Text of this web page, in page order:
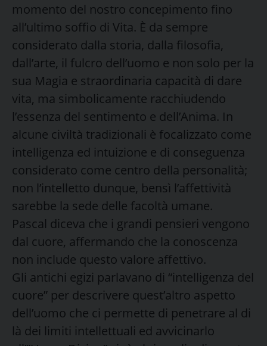
momento del nostro concepimento fino
all’ultimo soffio di Vita. È da sempre
considerato dalla storia, dalla filosofia,
dall’arte, il fulcro dell’uomo e non solo per la
sua Magia e straordinaria capacità di dare
vita, ma simbolicamente racchiudendo
l’essenza del sentimento e dell’Anima. In
alcune civiltà tradizionali è focalizzato come
intelligenza ed intuizione e di conseguenza
considerato come centro della personalità;
non l’intelletto dunque, bensì l’affettività
sarebbe la sede delle facoltà umane.
Pascal diceva che i grandi pensieri vengono
dal cuore, affermando che la conoscenza
non include questo valore affettivo.
Gli antichi egizi parlavano di “intelligenza del
cuore” per descrivere quest’altro aspetto
dell’uomo che ci permette di penetrare al di
là dei limiti intellettuali ed avvicinarlo